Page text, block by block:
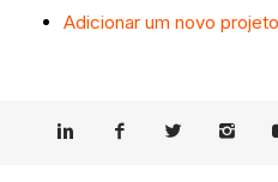
Adicionar um novo